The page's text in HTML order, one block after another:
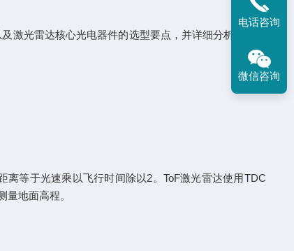
激光雷达核心光电器件的选型要点，并详细分析这些产
等于光速乘以飞行时间除以2。ToF激光雷达使用TDC
地面高程。
电话咨询
微信咨询